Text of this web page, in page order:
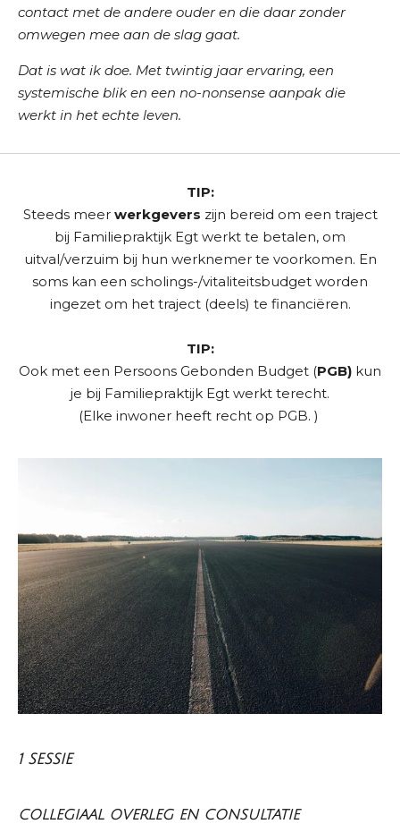
contact met de andere ouder en die daar zonder
omwegen mee aan de slag gaat.
Dat is wat ik doe. Met twintig jaar ervaring, een
systemische blik en een no-nonsense aanpak die
werkt in het echte leven.
TIP:
Steeds meer werkgevers zijn bereid om een traject
bij Familiepraktijk Egt werkt te betalen, om
uitval/verzuim bij hun werknemer te voorkomen. En
soms kan een scholings-/vitaliteitsbudget worden
ingezet om het traject (deels) te financiëren.
TIP:
Ook met een Persoons Gebonden Budget (PGB) kun
je bij Familiepraktijk Egt werkt terecht.
(Elke inwoner heeft recht op PGB. )
1 SESSIE
COLLEGIAAL OVERLEG EN CONSULTATIE